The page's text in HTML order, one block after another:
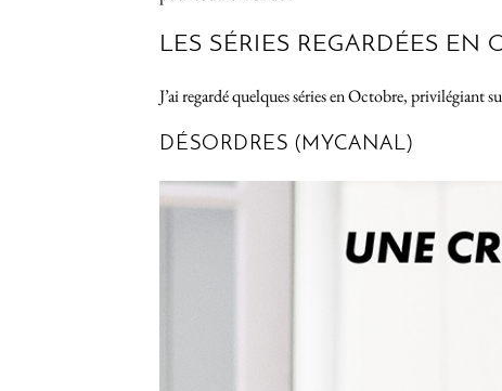
LES SÉRIES REGARDÉES EN
J’ai regardé quelques séries en Octobre, privilégiant
DÉSORDRES (MYCANAL)